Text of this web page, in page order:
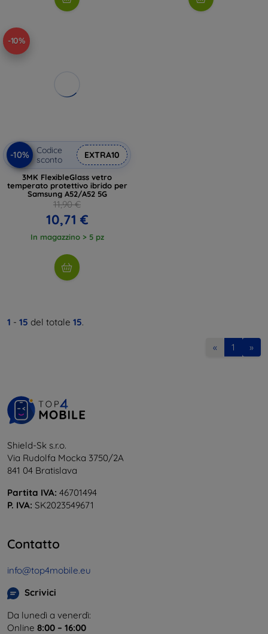
-10%
-10%
Codice
sconto
EXTRA10
3MK FlexibleGlass vetro
temperato protettivo ibrido per
Samsung A52/A52 5G
11,90 €
10,71 €
In magazzino > 5 pz
1 - 15 del totale 15.
« 1 »
Shield-Sk s.r.o.
Via Rudolfa Mocka 3750/2A
841 04 Bratislava
Partita IVA: 46701494
P. IVA: SK2023549671
Contatto
info@top4mobile.eu
Scrivici
Da lunedì a venerdì:
Online 8:00 – 16:00